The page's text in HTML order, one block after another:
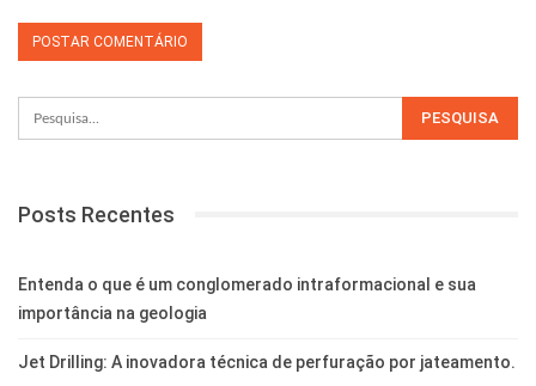
Posts Recentes
Entenda o que é um conglomerado intraformacional e sua
importância na geologia
Jet Drilling: A inovadora técnica de perfuração por jateamento.